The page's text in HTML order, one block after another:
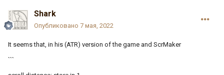
Shark
Опубликовано 7 мая, 2022
It seems that, in his (ATR) version of the game and ScrMaker
```